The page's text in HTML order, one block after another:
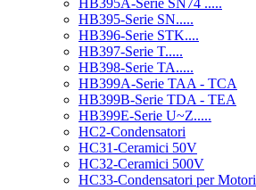
HB395A-Serie SN74 .....
HB395-Serie SN.....
HB396-Serie STK....
HB397-Serie T.....
HB398-Serie TA.....
HB399A-Serie TAA - TCA
HB399B-Serie TDA - TEA
HB399E-Serie U~Z.....
HC2-Condensatori
HC31-Ceramici 50V
HC32-Ceramici 500V
HC33-Condensatori per Motori